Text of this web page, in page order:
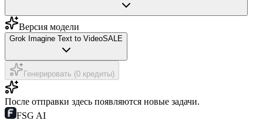
Версия модели
Grok Imagine Text to VideoSALE
Генерировать (0 кредиты)
После отправки здесь появляются новые задачи.
FSG AI